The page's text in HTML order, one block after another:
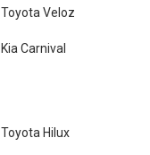
Toyota Veloz
Kia Carnival
Toyota Hilux